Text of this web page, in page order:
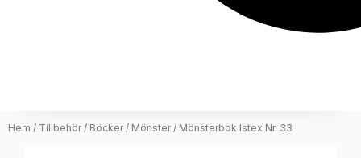
Hem / Tillbehör/ Böcker / Mönster/ Mönsterbok Istex Nr. 33